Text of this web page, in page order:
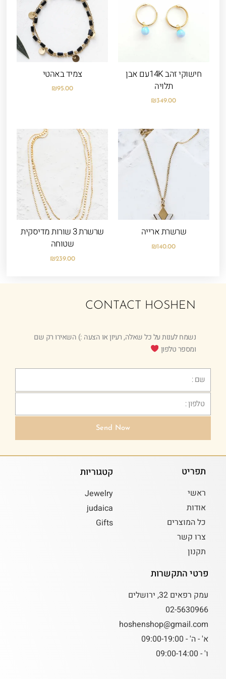
חישוקי זהב 14Kעם אבן
תלויה
₪349.00
צמיד באהטי
₪95.00
שרשרת ארייה
₪140.00
שרשרת 3 שורות מדיסקית
שטוחה
₪239.00
CONTACT HOSHEN
נשמח לענות על כל שאלה, רעיון או הצעה :) השאירו רק שם
ומספר טלפון
Phone
Send Now
תפריט
ראשי
אודות
כל המוצרים
צרו קשר
תקנון
קטגוריות
Jewelry
judaica
Gifts
פרטי התקשרות
עמק רפאים 32, ירושלים
02-5630966
hoshenshop@gmail.com
א' - ה' - 09:00-19:00
ו' - 09:00-14:00